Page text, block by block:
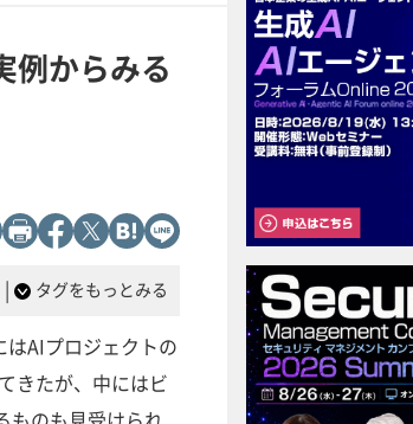
例からみる
| タグをもっとみる
AIプロジェクトの
きたが、中にはビ